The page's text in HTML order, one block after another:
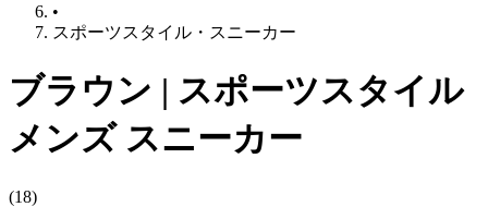
•
スポーツスタイル・スニーカー
ブラウン | スポーツスタイル
メンズ スニーカー
(18)